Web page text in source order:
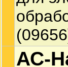
АС-